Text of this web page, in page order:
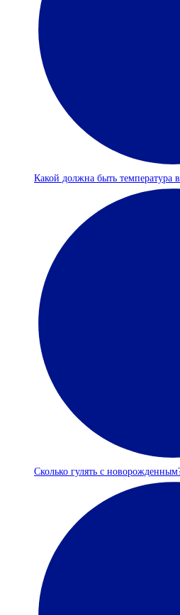
Какой должна быть температура
Сколько гулять с